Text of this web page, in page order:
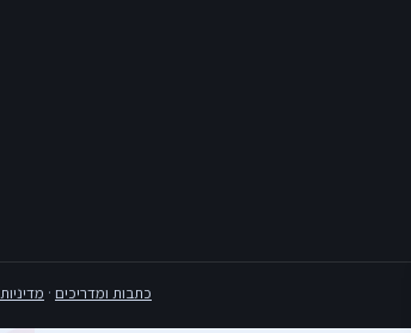
כתבות ומדריכים ·